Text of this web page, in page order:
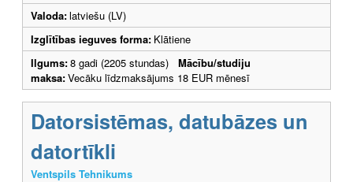
Valoda:latviešu (LV)
Izglītības ieguves forma: Klātiene
Ilgums:8 gadi (2205 stundas) Mācību/studiju
maksa:Vecāku līdzmaksājums 18 EUR mēnesī
Datorsistēmas, datubāzes un
datortīkli
Ventspils Tehnikums